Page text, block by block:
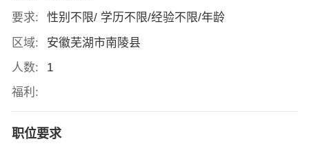
要求:
性别不限/ 学历不限/经验不限/年龄
区域:
安徽芜湖市南陵县
人数:
1
福利:
职位要求